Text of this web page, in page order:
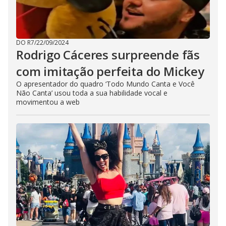
DO R7/22/09/2024
Rodrigo Cáceres surpreende fãs
com imitação perfeita do Mickey
O apresentador do quadro ‘Todo Mundo Canta e Você
Não Canta’ usou toda a sua habilidade vocal e
movimentou a web